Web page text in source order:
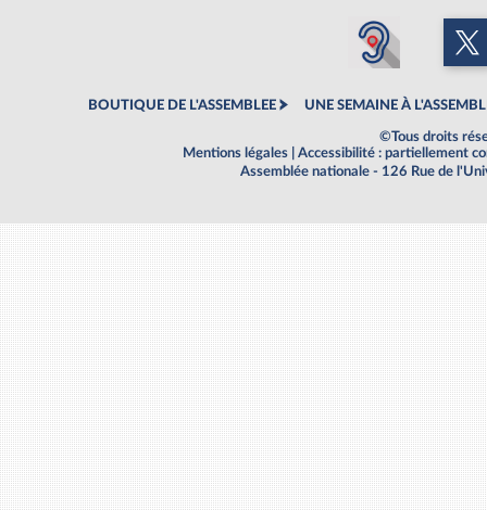
BOUTIQUE DE L'ASSEMBLEE UNE SEMAINE À
©Tous droits
Mentions légales
Accessibilité : partiellement
Assemblée nationale - 126 Rue de